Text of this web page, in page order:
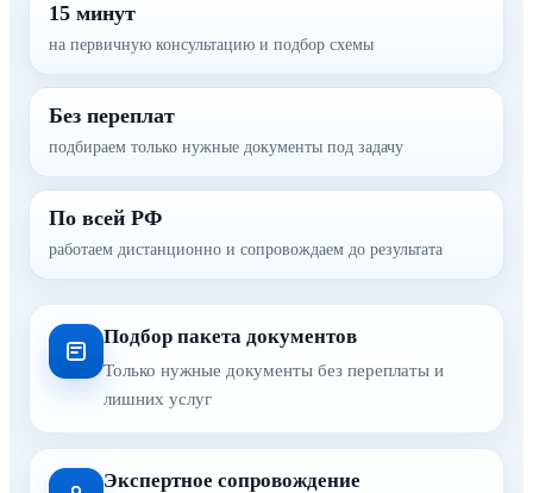
15 минут
на первичную консультацию и подбор схемы
Без переплат
подбираем только нужные документы под задачу
По всей РФ
работаем дистанционно и сопровождаем до результата
Подбор пакета документов
Только нужные документы без переплаты и
лишних услуг
Экспертное сопровождение